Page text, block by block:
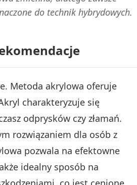
do technik hybrydowych.
Metoda akrylowa oferuje
charakteryzuje się
odprysków czy złamań.
rozwiązaniem dla osób z
pozwala na efektowne
idealny sposób na